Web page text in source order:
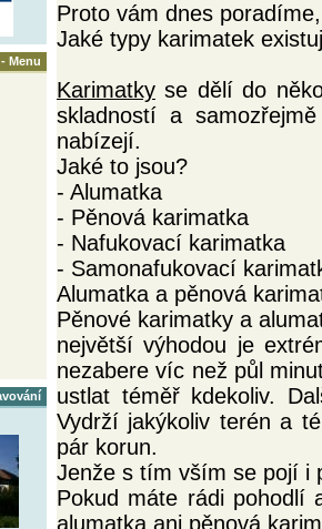
Menu
Proto vám dnes
Jaké typy karimatek
Karimatky se dělí do
skladností a
nabízejí.
Jaké to jsou?
- Alumatka
- Pěnová karimatka
- Nafukovací karimatka
- Samonafukovací
Alumatka a pěnová
Pěnové karimatky a
největší výhodou je
nezabere víc než půl
ustlat téměř kdekoliv.
Vydrží jakýkoliv terén a
pár korun.
Jenže s tím vším se pojí i
Pokud máte rádi pohodlí
alumatka ani pěnová